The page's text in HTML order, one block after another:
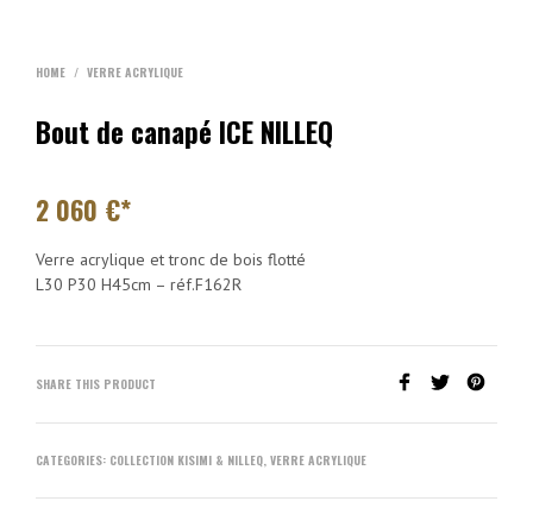
HOME / VERRE ACRYLIQUE
Bout de canapé ICE NILLEQ
2 060 €*
Verre acrylique et tronc de bois flotté
L30 P30 H45cm – réf.F162R
SHARE THIS PRODUCT
CATEGORIES: COLLECTION KISIMI & NILLEQ, VERRE ACRYLIQUE